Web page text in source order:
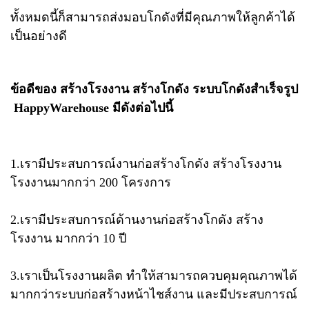
ทั้งหมดนี้ก็สามารถส่งมอบโกดังที่มีคุณภาพให้ลูกค้าได้
เป็นอย่างดี
ข้อดีของ สร้างโรงงาน สร้างโกดัง ระบบโกดังสำเร็จรูป​
Happy​Warehouse มีดังต่อไปนี้
1.เรามีประสบการณ์งานก่อสร้างโกดัง สร้างโรงงาน​
โรงงานมากกว่า​ 200​ โครงการ
2.เรามีประสบการณ์​ด้านงานก่อสร้างโกดัง สร้าง
โรงงาน มากกว่า​ 10 ปี
3.เราเป็นโรงงานผลิต​ ทำให้สามารถควบคุมคุณภาพได้
มากกว่าระบบก่อสร้างหน้าไชส์งาน​ และมีประสบการณ์